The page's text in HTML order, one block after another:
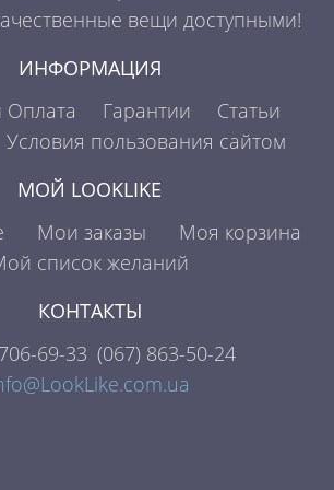
вещи доступными!
ИНФОРМАЦИЯ
Оплата
Гарантии
Статьи
Условия пользования сайтом
МОЙ LOOKLIKE
Мои заказы
Моя корзина
список желаний
КОНТАКТЫ
706-69-33 (067) 863-50-24